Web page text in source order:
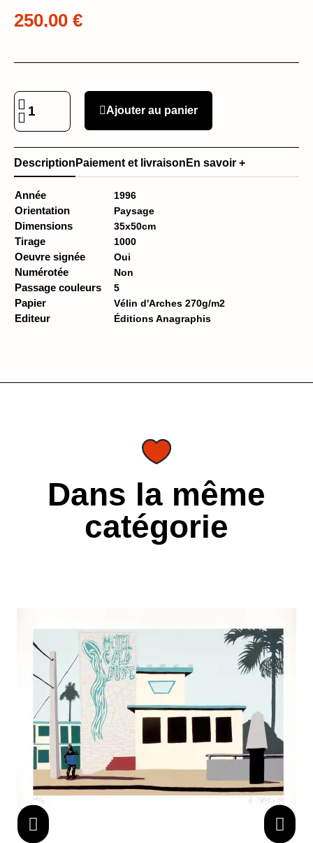
250,00 €
Ajouter au panier
Description Paiement et livraison En savoir +
Année 1996
Orientation Paysage
Dimensions 35x50cm
Tirage 1000
Oeuvre signée Oui
Numérotée Non
Passage couleurs 5
Papier Vélin d'Arches 270g/m2
Editeur Éditions Anagraphis
Dans la même
catégorie